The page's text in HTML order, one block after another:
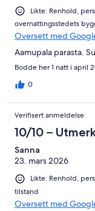
Likte: Renhold,
overnattingsstedets
Oversett med
Aamupala parasta.
Bodde her 1 natt i april
0
Verifisert anmeldelse
10/10 –
Sanna
23. mars 2026
Likte: Renhold,
tilstand
Oversett med